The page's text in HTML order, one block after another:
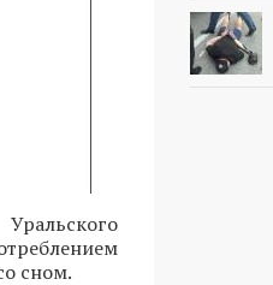
сном.